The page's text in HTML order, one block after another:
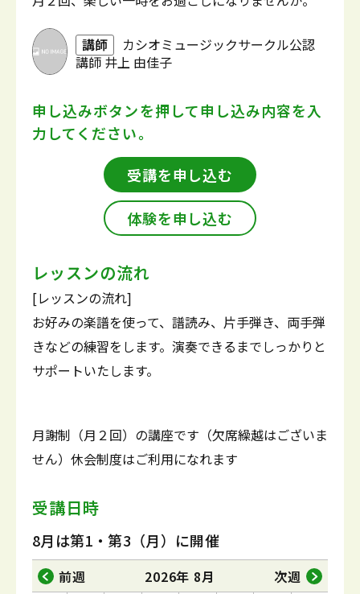
講師
カシオミュージックサークル公認
講師 井上 由佳子
申し込みボタンを押して申し込み内容を入
力してください。
受講を申し込む
体験を申し込む
レッスンの流れ
[レッスンの流れ]
お好みの楽譜を使って、譜読み、片手弾き、両手弾
きなどの練習をします。演奏できるまでしっかりと
サポートいたします。
月謝制（月２回）の講座です（欠席繰越はございま
せん）休会制度はご利用になれます
受講日時
8月は第1・第3（月）に開催
前週 2026年 8月 次週